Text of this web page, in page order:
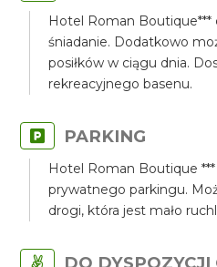
Hotel Roman
śniadanie. Dodatkowo
posiłków w ciągu dnia.
rekreacyjnego basenu.
PARKING
Hotel Roman Boutique
prywatnego parkingu.
drogi, która jest mało